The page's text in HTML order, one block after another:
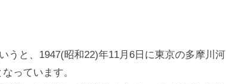
うと、1947(昭和22)年11月6日に東京の多摩川河
っています。